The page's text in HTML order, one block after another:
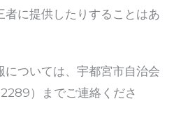
者に提供したりすることはあ
については、宇都宮市自治会
）までご連絡くださ